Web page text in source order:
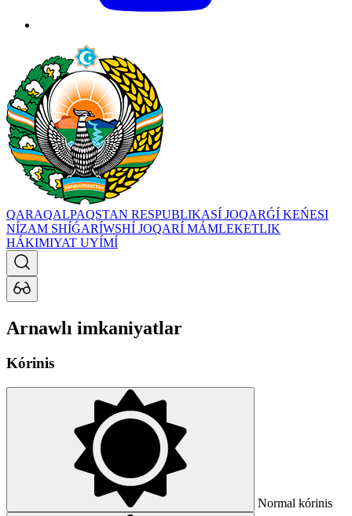
QARAQALPAQSTAN RESPUBLIKASÍ JOQARǴÍ KEŃESI
NÍZAM SHÍǴARÍWSHÍ JOQARÍ MÁMLEKETLIK
HÁKIMIYAT UYÍMÍ
Arnawlı imkaniyatlar
Kórinis
Normal kórinis